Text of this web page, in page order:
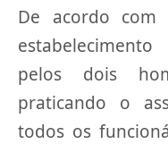
De acordo
pelos dois
praticando o
todos os